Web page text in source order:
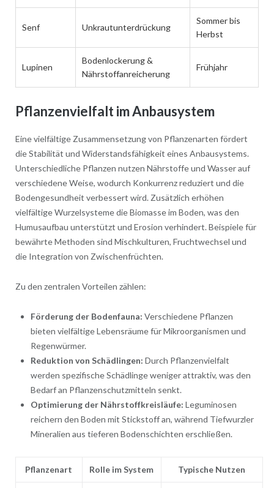
Senf Unkrautunterdrückung
Sommer bis
Herbst
Lupinen
Bodenlockerung &
Nährstoffanreicherung
Frühjahr
Pflanzenvielfalt im Anbausystem
Eine vielfältige Zusammensetzung von Pflanzenarten fördert
die Stabilität und Widerstandsfähigkeit eines Anbausystems.
Unterschiedliche Pflanzen nutzen Nährstoffe und Wasser auf
verschiedene Weise, wodurch Konkurrenz reduziert und die
Bodengesundheit verbessert wird. Zusätzlich erhöhen
vielfältige Wurzelsysteme die Biomasse im Boden, was den
Humusaufbau unterstützt und Erosion verhindert. Beispiele für
bewährte Methoden sind Mischkulturen, Fruchtwechsel und
die Integration von Zwischenfrüchten.
Zu den zentralen Vorteilen zählen:
Förderung der Bodenfauna: Verschiedene Pflanzen
bieten vielfältige Lebensräume für Mikroorganismen und
Regenwürmer.
Reduktion von Schädlingen: Durch Pflanzenvielfalt
werden spezifische Schädlinge weniger attraktiv, was den
Bedarf an Pflanzenschutzmitteln senkt.
Optimierung der Nährstoffkreisläufe: Leguminosen
reichern den Boden mit Stickstoff an, während Tiefwurzler
Mineralien aus tieferen Bodenschichten erschließen.
Pflanzenart Rolle im System Typische Nutzen